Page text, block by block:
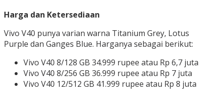
Harga dan Ketersediaan
Vivo V40 punya varian warna Titanium Grey, Lotus
Purple dan Ganges Blue. Harganya sebagai berikut:
Vivo V40 8/128 GB 34.999 rupee atau Rp 6,7 juta
Vivo V40 8/256 GB 36.999 rupee atau Rp 7 juta
Vivo V40 12/512 GB 41.999 rupee atau Rp 8 juta